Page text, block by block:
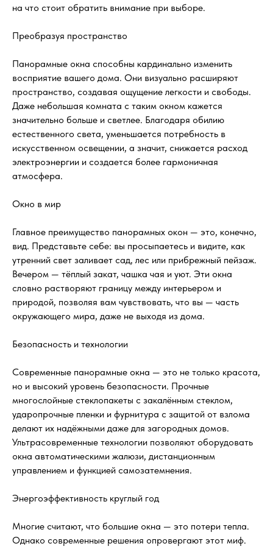
на что стоит обратить внимание при выборе.
Преобразуя пространство
Панорамные окна способны кардинально изменить
восприятие вашего дома. Они визуально расширяют
пространство, создавая ощущение легкости и свободы.
Даже небольшая комната с таким окном кажется
значительно больше и светлее. Благодаря обилию
естественного света, уменьшается потребность в
искусственном освещении, а значит, снижается расход
электроэнергии и создается более гармоничная
атмосфера.
Окно в мир
Главное преимущество панорамных окон — это, конечно,
вид. Представьте себе: вы просыпаетесь и видите, как
утренний свет заливает сад, лес или прибрежный пейзаж.
Вечером — тёплый закат, чашка чая и уют. Эти окна
словно растворяют границу между интерьером и
природой, позволяя вам чувствовать, что вы — часть
окружающего мира, даже не выходя из дома.
Безопасность и технологии
Современные панорамные окна — это не только красота,
но и высокий уровень безопасности. Прочные
многослойные стеклопакеты с закалённым стеклом,
ударопрочные пленки и фурнитура с защитой от взлома
делают их надёжными даже для загородных домов.
Ультрасовременные технологии позволяют оборудовать
окна автоматическими жалюзи, дистанционным
управлением и функцией самозатемнения.
Энергоэффективность круглый год
Многие считают, что большие окна — это потери тепла.
Однако современные решения опровергают этот миф.